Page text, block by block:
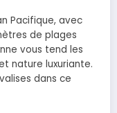
Pacifique, avec
de plages
vous tend les
nature luxuriante.
dans ce